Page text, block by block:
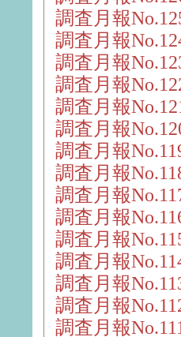
調査月報
調査月報
調査月報
調査月報
調査月報
調査月報
調査月報
調査月報
調査月報
調査月報
調査月報
調査月報
調査月報
調査月報
調査月報